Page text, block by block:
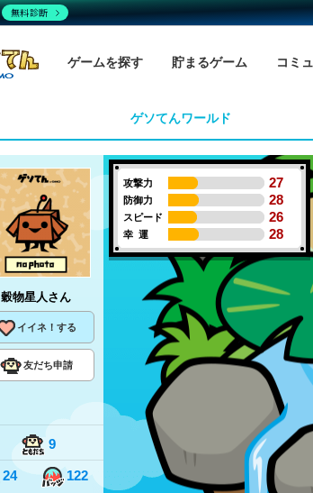
ゲームを探す 貯まるゲーム コミ
ゲソてんワールド
穀物星人さん
イイネ！する
友だち申請
9
24 122
攻撃力 27
防御力 28
スピード 26
幸 運 28
無料診断